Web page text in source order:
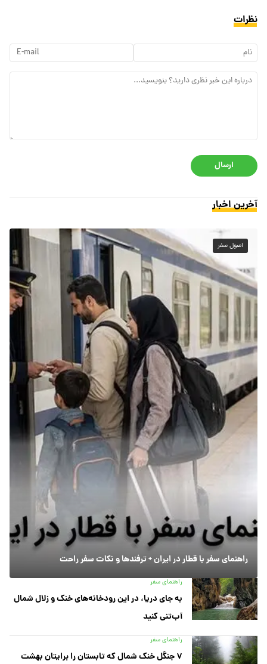
نظرات
ارسال
آخرین اخبار
اصول سفر
راهنمای سفر با قطار در ایران + ترفندها و نکات سفر راحت
راهنمای سفر
به جای دریا، در این رودخانه‌های خنک و زلال شمال
آب‌تنی کنید
راهنمای سفر
۷ جنگل خنک شمال که تابستان را برایتان بهشت